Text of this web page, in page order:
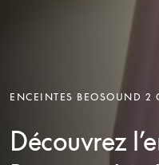
ENCEINTES BEOSOUND 2
Découvrez